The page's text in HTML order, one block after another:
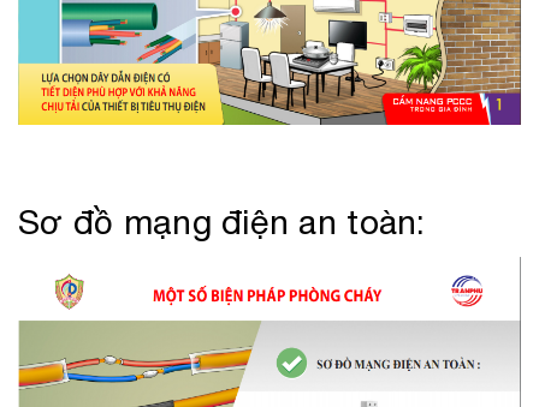
Sơ đồ mạng điện an toàn: